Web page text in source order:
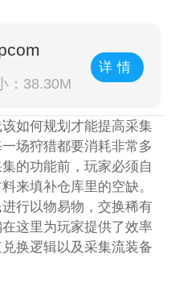
：38.30M
详情
如何规划才能提高采集
场狩猎都要消耗非常多
的功能前，玩家必须自
来填补仓库里的空缺。
行以物易物，交换稀有
这里为玩家提供了效率
换逻辑以及采集流装备